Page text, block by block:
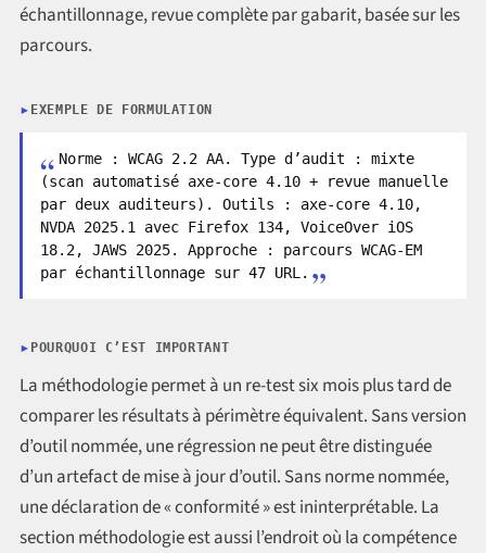
échantillonnage, revue complète par gabarit, basée sur les
parcours.
EXEMPLE DE FORMULATION
Norme : WCAG 2.2 AA. Type d’audit : mixte
(scan automatisé axe-core 4.10 + revue manuelle
par deux auditeurs). Outils : axe-core 4.10,
NVDA 2025.1 avec Firefox 134, VoiceOver iOS
18.2, JAWS 2025. Approche : parcours WCAG-EM
par échantillonnage sur 47 URL.
POURQUOI C’EST IMPORTANT
La méthodologie permet à un re-test six mois plus tard de
comparer les résultats à périmètre équivalent. Sans version
d’outil nommée, une régression ne peut être distinguée
d’un artefact de mise à jour d’outil. Sans norme nommée,
une déclaration de « conformité » est ininterprétable. La
section méthodologie est aussi l’endroit où la compétence